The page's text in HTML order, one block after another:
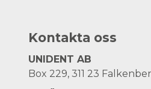
Kontakta oss
UNIDENT AB
Box 229, 311 23